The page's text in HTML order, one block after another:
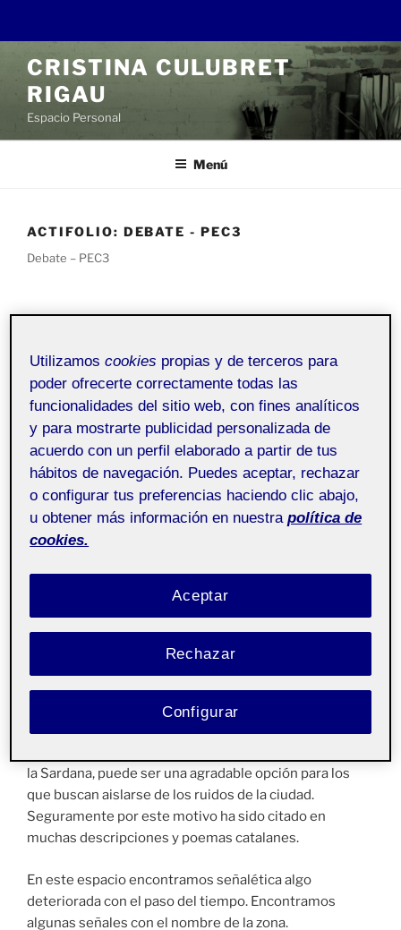
contenido
CRISTINA CULUBRET
RIGAU
Espacio Personal
Menú
ACTIFOLIO: DEBATE - PEC3
Debate – PEC3
PUBLICADO
22 ABRIL, 2023
Proyecto III.
Señalética y Digital
Pública
Hola compañeros! A continuación os dejo el vídeo de
mi lugar escogido para la propuesta de señaletica.
de los más grandes de Cataluña. Con más de 2.500
plataneros que llenan las 40 hectáreas del parque.
naturales en la confluencia de los ríos Ter, Güell y
Onyar, al oeste del casco histórico de la ciudad.
la Sardana, puede ser una agradable opción para los
que buscan aislarse de los ruidos de la ciudad.
Seguramente por este motivo ha sido citado en
muchas descripciones y poemas catalanes.
En este espacio encontramos señalética algo
deteriorada con el paso del tiempo. Encontramos
algunas señales con el nombre de la zona.
Utilizamoscookies propias y de terceros para
poder ofrecerte correctamente todas las
funcionalidades del sitio web, con fines analíticos
y para mostrarte publicidad personalizada de
acuerdo con un perfil elaborado a partir de tus
hábitos de navegación. Puedes aceptar, rechazar
o configurar tus preferencias haciendo clic abajo,
u obtener más información en nuestra política de
cookies.
Rechazar
Aceptar
Configurar